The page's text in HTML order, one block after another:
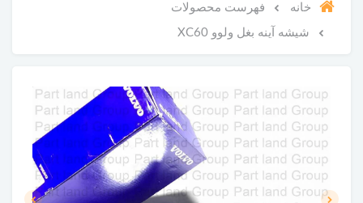
خانه فهرست محصولات
شیشه آینه بغل ولوو XC60